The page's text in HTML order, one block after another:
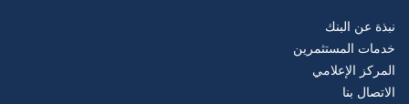
نبذة عن البنك
خدمات المستثمرين
المركز الإعلامي
الاتصال بنا